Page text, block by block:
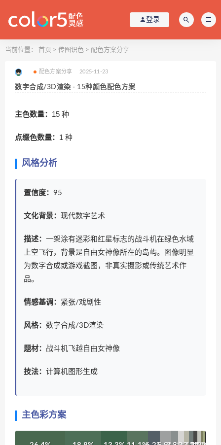
登录
当前位置： 首页 > 传图识色 > 配色方案分享
配色方案分享 2025-11-23
数字合成/3D渲染 - 15种颜色配色方案
主色数量： 15 种
点缀色数量： 1 种
风格分析
置信度： 95
文化背景： 现代数字艺术
描述： 一架涂有迷彩和红星标志的战斗机在绿色水域
上空飞行，背景是自由女神像所在的岛屿。图像明显
为数字合成或游戏截图，非真实摄影或传统艺术作
品。
情感基调： 紧张/戏剧性
风格： 数字合成/3D渲染
题材： 战斗机飞越自由女神像
技法： 计算机图形生成
主色彩方案